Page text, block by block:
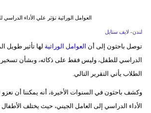
العوامل الوراثية تؤثر علي الأداء الدراسي
لندن- لايف ستايل
توصل باحثون إلى أن العوامل الوراثية لها تأثير طويل
الدراسي للطفل، وليس فقط على ذكائه، وبشأن
الطلاب يأتي التقرير التالي.
وكشف باحثون في السنوات الأخيرة، أنه يمكننا أن
الأداء الدراسي إلى العامل الجيني، حيث يختلف